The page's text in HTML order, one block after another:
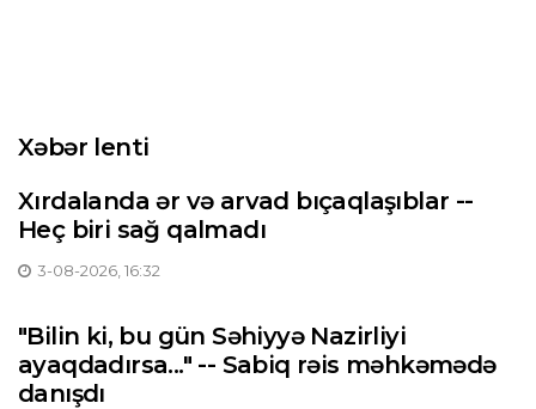
Xəbər lenti
Xırdalanda ər və arvad bıçaqlaşıblar --
Heç biri sağ qalmadı
3-08-2026, 16:32
"Bilin ki, bu gün Səhiyyə Nazirliyi
ayaqdadırsa..." -- Sabiq rəis məhkəmədə
danışdı